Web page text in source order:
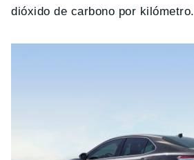
dióxido de carbono por kilómetro.